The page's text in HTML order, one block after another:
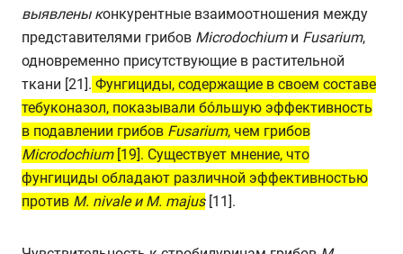
выявлены конкурентные взаимоотношения между
представителями грибов Microdochiumи Fusarium,
одновременно присутствующие в растительной
ткани [21]. Фунгициды, содержащие в своем составе
тебуконазол, показывали бóльшую эффективность
в подавлении грибов Fusarium, чем грибов
Microdochium[19]. Существует мнение, что
фунгициды обладают различной эффективностью
против M. nivale иM. majus [11].